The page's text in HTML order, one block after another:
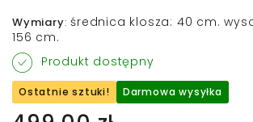
Wymiary: średnica klosza: 40 cm.
156 cm.
Produkt dostępny
Ostatnie sztuki! Darmowa wysyłka